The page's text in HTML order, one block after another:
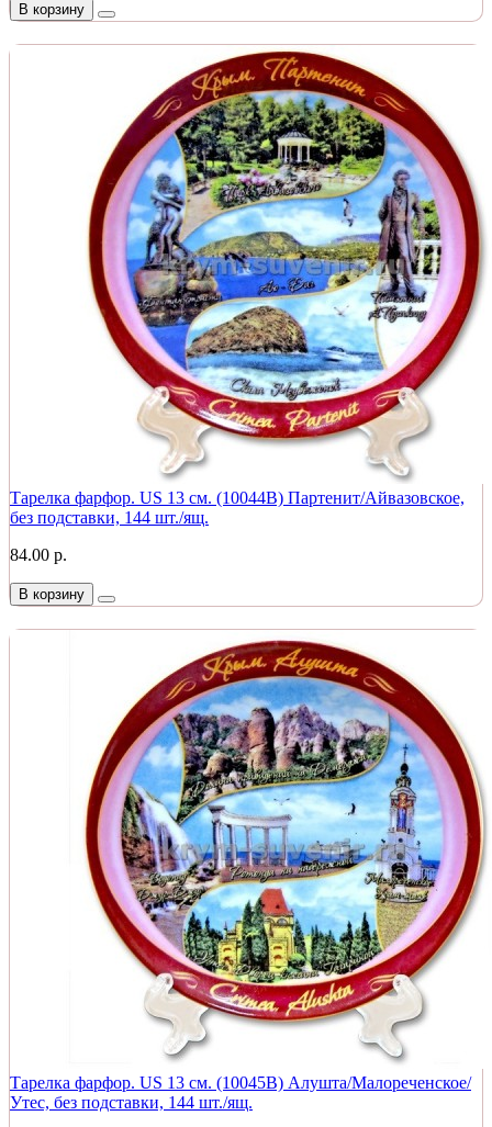
В корзину
Тарелка фарфор. US 13 см. (10044B) Партенит/Айвазовское,
без подставки, 144 шт./ящ.
84.00 р.
В корзину
Тарелка фарфор. US 13 см. (10045B) Алушта/Малореченское/
Утес, без подставки, 144 шт./ящ.